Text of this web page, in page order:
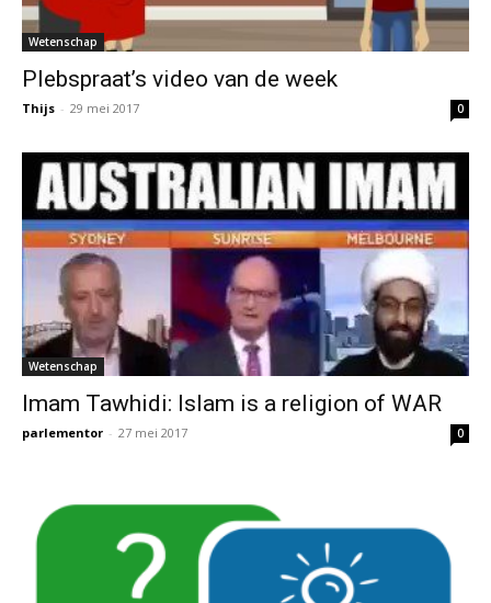
Wetenschap
Plebspraat’s video van de week
Thijs - 29 mei 2017 0
Wetenschap
Imam Tawhidi: Islam is a religion of WAR
parlementor - 27 mei 2017 0